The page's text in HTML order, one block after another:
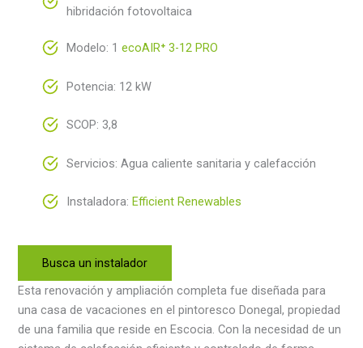
hibridación fotovoltaica
Modelo: 1 ecoAIR⁺3-12 PRO
Potencia: 12 kW
SCOP: 3,8
Servicios: Agua caliente sanitaria y calefacción
Instaladora: Efficient Renewables
Busca un instalador
Esta renovación y ampliación completa fue diseñada para
una casa de vacaciones en el pintoresco Donegal, propiedad
de una familia que reside en Escocia. Con la necesidad de un